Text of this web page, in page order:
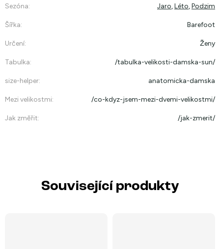
Sezóna: Jaro,Léto,Podzim
Šířka: Barefoot
Určení: Ženy
Tabulka: /tabulka-velikosti-damska-sun/
size-helper: anatomicka-damska
Mezi velikostmi: /co-kdyz-jsem-mezi-dvemi-velikostmi/
Jak změřit: /jak-zmerit/
Související produkty